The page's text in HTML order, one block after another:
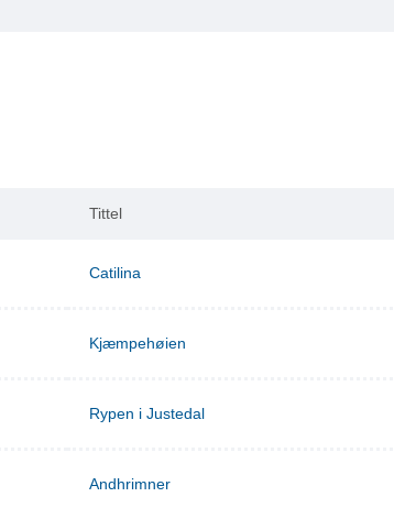
Tittel
Catilina
Kjæmpehøien
Rypen i Justedal
Andhrimner